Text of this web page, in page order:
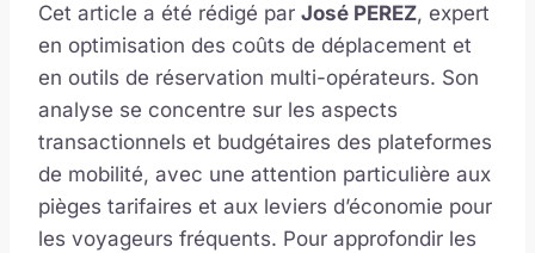
Cet article a été rédigé par José PEREZ, expert
en optimisation des coûts de déplacement et
en outils de réservation multi-opérateurs. Son
analyse se concentre sur les aspects
transactionnels et budgétaires des plateformes
de mobilité, avec une attention particulière aux
pièges tarifaires et aux leviers d’économie pour
les voyageurs fréquents. Pour approfondir les